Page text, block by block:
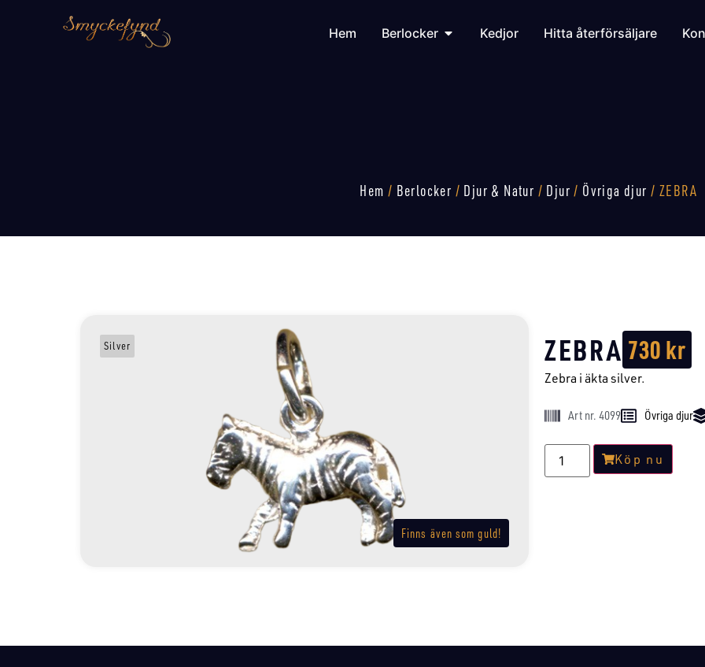
Hem Berlocker Kedjor Hitta återförsäljare
Hem / Berlocker / Djur & Natur / Djur / Övriga djur / ZEBRA
Finns även som guld!
Silver ZEBRA 730kr
Zebra i äkta silver.
Art nr. 4099 Övriga djur
Köp nu